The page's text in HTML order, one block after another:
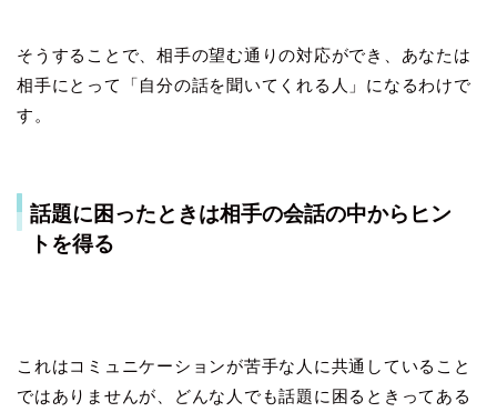
そうすることで、相手の望む通りの対応ができ、あなたは
相手にとって「自分の話を聞いてくれる人」になるわけで
す。
話題に困ったときは相手の会話の中からヒン
トを得る
これはコミュニケーションが苦手な人に共通していること
ではありませんが、どんな人でも話題に困るときってある